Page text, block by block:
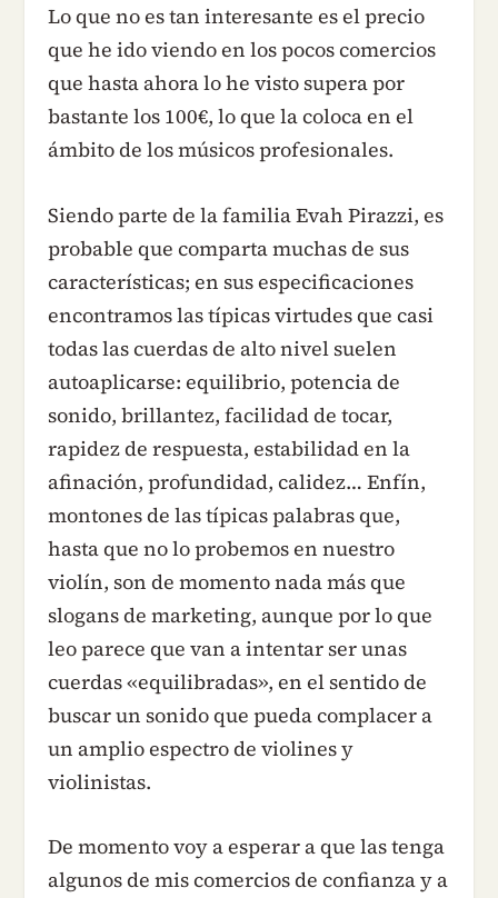
Lo que no es tan interesante es el precio
que he ido viendo en los pocos comercios
que hasta ahora lo he visto supera por
bastante los 100€, lo que la coloca en el
ámbito de los músicos profesionales.
Siendo parte de la familia Evah Pirazzi, es
probable que comparta muchas de sus
características; en sus especificaciones
encontramos las típicas virtudes que casi
todas las cuerdas de alto nivel suelen
autoaplicarse: equilibrio, potencia de
sonido, brillantez, facilidad de tocar,
rapidez de respuesta, estabilidad en la
afinación, profundidad, calidez… Enfín,
montones de las típicas palabras que,
hasta que no lo probemos en nuestro
violín, son de momento nada más que
slogans de marketing, aunque por lo que
leo parece que van a intentar ser unas
cuerdas «equilibradas», en el sentido de
buscar un sonido que pueda complacer a
un amplio espectro de violines y
violinistas.
De momento voy a esperar a que las tenga
algunos de mis comercios de confianza y a